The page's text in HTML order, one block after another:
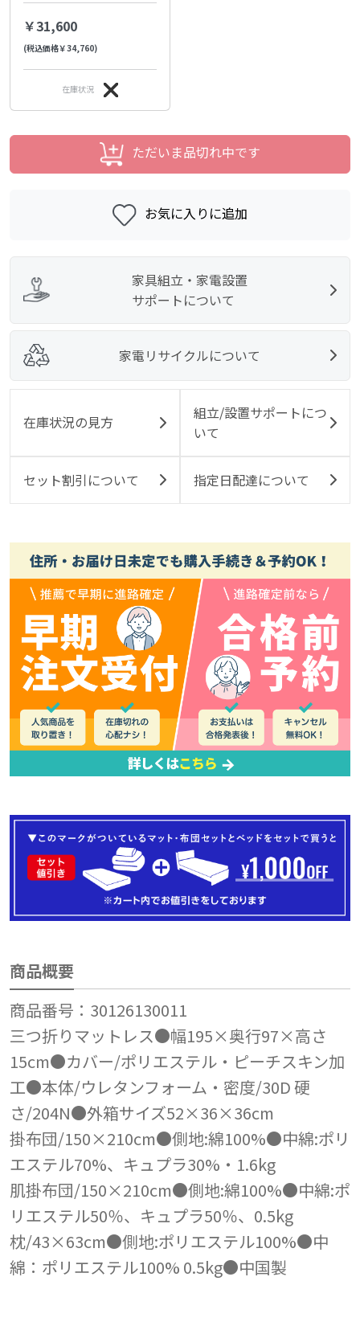
￥31,600
(税込価格￥34,760)
在庫状況
ただいま品切れ中です
お気に入りに追加
家具組立・家電設置
サポートについて
家電リサイクルについて
在庫状況の見方
組立/設置サポートにつ
いて
セット割引について 指定日配達について
商品概要
商品番号：30126130011
三つ折りマットレス●幅195×奥行97×高さ
15cm●カバー/ポリエステル・ピーチスキン加
工●本体/ウレタンフォーム・密度/30D 硬
さ/204N●外箱サイズ52×36×36cm
掛布団/150×210cm●側地:綿100%●中綿:ポリ
エステル70%、キュプラ30%・1.6kg
肌掛布団/150×210cm●側地:綿100%●中綿:ポ
リエステル50％、キュプラ50％、0.5kg
枕/43×63cm●側地:ポリエステル100%●中
綿：ポリエステル100% 0.5kg●中国製